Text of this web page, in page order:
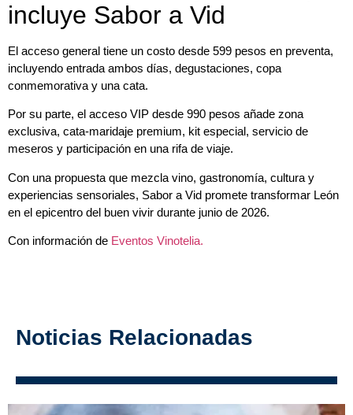
incluye Sabor a Vid
El acceso general tiene un costo desde 599 pesos en preventa,
incluyendo entrada ambos días, degustaciones, copa
conmemorativa y una cata.
Por su parte, el acceso VIP desde 990 pesos añade zona
exclusiva, cata-maridaje premium, kit especial, servicio de
meseros y participación en una rifa de viaje.
Con una propuesta que mezcla vino, gastronomía, cultura y
experiencias sensoriales, Sabor a Vid promete transformar León
en el epicentro del buen vivir durante junio de 2026.
Con información de Eventos Vinotelia.
Noticias Relacionadas